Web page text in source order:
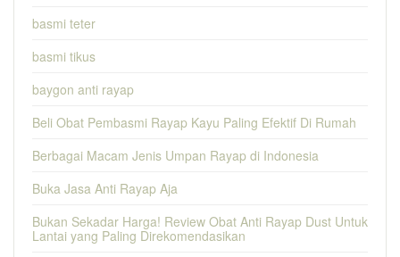
basmi teter
basmi tikus
baygon anti rayap
Beli Obat Pembasmi Rayap Kayu Paling Efektif Di Rumah
Berbagai Macam Jenis Umpan Rayap di Indonesia
Buka Jasa Anti Rayap Aja
Bukan Sekadar Harga! Review Obat Anti Rayap Dust Untuk
Lantai yang Paling Direkomendasikan